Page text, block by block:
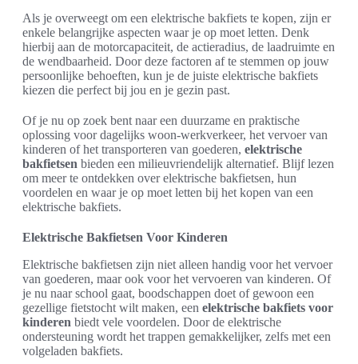
Als je overweegt om een elektrische bakfiets te kopen, zijn er
enkele belangrijke aspecten waar je op moet letten. Denk
hierbij aan de motorcapaciteit, de actieradius, de laadruimte en
de wendbaarheid. Door deze factoren af te stemmen op jouw
persoonlijke behoeften, kun je de juiste elektrische bakfiets
kiezen die perfect bij jou en je gezin past.
Of je nu op zoek bent naar een duurzame en praktische
oplossing voor dagelijks woon-werkverkeer, het vervoer van
kinderen of het transporteren van goederen, elektrische
bakfietsen bieden een milieuvriendelijk alternatief. Blijf lezen
om meer te ontdekken over elektrische bakfietsen, hun
voordelen en waar je op moet letten bij het kopen van een
elektrische bakfiets.
Elektrische Bakfietsen Voor Kinderen
Elektrische bakfietsen zijn niet alleen handig voor het vervoer
van goederen, maar ook voor het vervoeren van kinderen. Of
je nu naar school gaat, boodschappen doet of gewoon een
gezellige fietstocht wilt maken, een elektrische bakfiets voor
kinderen biedt vele voordelen. Door de elektrische
ondersteuning wordt het trappen gemakkelijker, zelfs met een
volgeladen bakfiets.